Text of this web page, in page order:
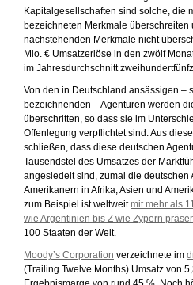
Kapitalgesellschaften sind solche, die
bezeichneten Merkmale
nachstehenden Merkmale nicht
Mio. € Umsatzerlöse in den zwölf
im Jahresdurchschnitt
Von den in Deutschland ansässigen –
bezeichnenden – Agenturen werden
überschritten, so dass sie im
Offenlegung verpflichtet sind. Aus
schließen, dass diese deutschen
Tausendstel des Umsatzes der
angesiedelt sind, zumal die
Amerikanern in Afrika, Asien und
zum Beispiel ist weltweitmit mehr als
wie Argentinien bis Z wie Zypern
100 Staaten der Welt.
Moody’s Corporation verzeichnete im
(Trailing Twelve Months) Umsatz von